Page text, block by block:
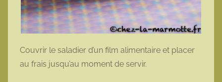
Couvrir le saladier d’un film alimentaire et placer
au frais jusqu’au moment de servir.